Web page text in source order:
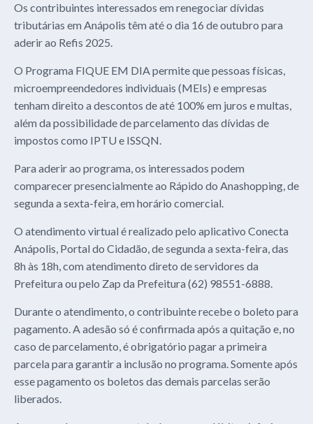
Os contribuintes interessados em renegociar dívidas
tributárias em Anápolis têm até o dia 16 de outubro para
aderir ao Refis 2025.
O Programa FIQUE EM DIA permite que pessoas físicas,
microempreendedores individuais (MEIs) e empresas
tenham direito a descontos de até 100% em juros e multas,
além da possibilidade de parcelamento das dívidas de
impostos como IPTU e ISSQN.
Para aderir ao programa, os interessados podem
comparecer presencialmente ao Rápido do Anashopping, de
segunda a sexta-feira, em horário comercial.
O atendimento virtual é realizado pelo aplicativo Conecta
Anápolis, Portal do Cidadão, de segunda a sexta-feira, das
8h às 18h, com atendimento direto de servidores da
Prefeitura ou pelo Zap da Prefeitura (62) 98551-6888.
Durante o atendimento, o contribuinte recebe o boleto para
pagamento. A adesão só é confirmada após a quitação e, no
caso de parcelamento, é obrigatório pagar a primeira
parcela para garantir a inclusão no programa. Somente após
esse pagamento os boletos das demais parcelas serão
liberados.